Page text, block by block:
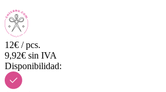
12€ / pcs.
9,92€ sin IVA
Disponibilidad: